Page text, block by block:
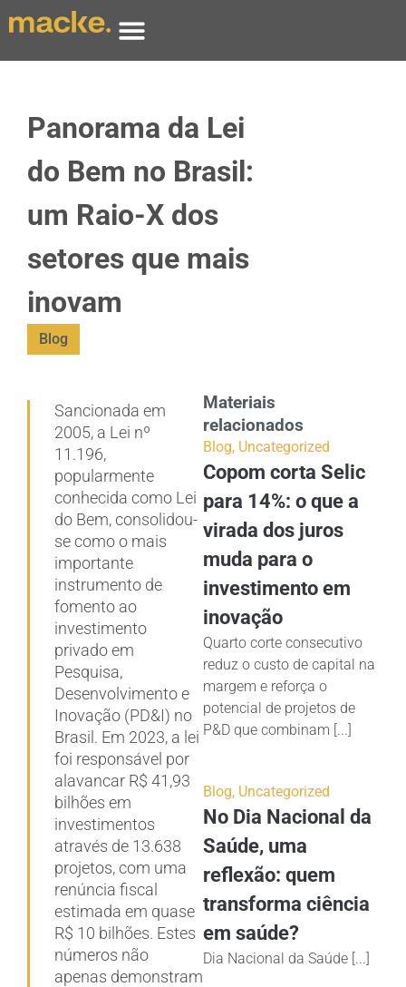
Panorama da Lei
do Bem no Brasil:
um Raio-X dos
setores que mais
inovam
Blog
Sancionada em
2005, a Lei nº
11.196,
popularmente
conhecida como Lei
do Bem, consolidou-
se como o mais
importante
instrumento de
fomento ao
investimento
privado em
Pesquisa,
Desenvolvimento e
Inovação (PD&I) no
Brasil. Em 2023, a lei
foi responsável por
alavancar R$ 41,93
bilhões em
investimentos
através de 13.638
projetos, com uma
renúncia fiscal
estimada em quase
R$ 10 bilhões. Estes
números não
apenas demonstram
Materiais
relacionados
Blog, Uncategorized
Copom corta Selic
para 14%: o que a
virada dos juros
muda para o
investimento em
inovação
Quarto corte consecutivo
reduz o custo de capital na
margem e reforça o
potencial de projetos de
P&D que combinam [...]
Blog, Uncategorized
No Dia Nacional da
Saúde, uma
reflexão: quem
transforma ciência
em saúde?
Dia Nacional da Saúde [...]